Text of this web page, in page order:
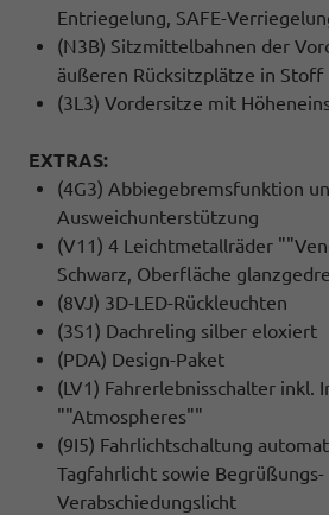
Entriegelung, SAFE-
(N3B) Sitzmittelbahnen der
äußeren Rücksitzplätze in
(3L3) Vordersitze mit
EXTRAS:
(4G3) Abbiegebremsfunktion
Ausweichunterstützung
(V11) 4 Leichtmetallräder
Schwarz, Oberfläche
(8VJ) 3D-LED-Rückleuchten
(3S1) Dachreling silber eloxiert
(PDA) Design-Paket
(LV1) Fahrerlebnisschalter inkl.
""Atmospheres""
(9I5) Fahrlichtschaltung
Tagfahrlicht sowie Begrüßungs-
Verabschiedungslicht